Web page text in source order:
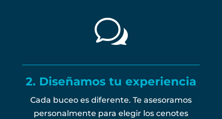
w
2. Diseñamos tu experiencia
Cada buceo es diferente. Te asesoramos
personalmente para elegir los cenotes